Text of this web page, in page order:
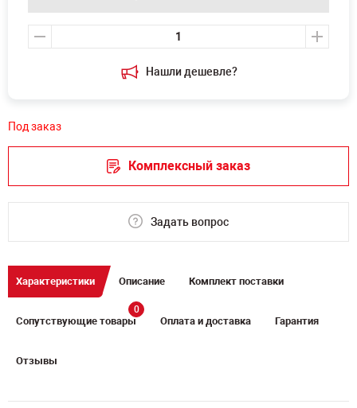
Нашли дешевле?
Под заказ
Комплексный заказ
Задать вопрос
Характеристики Описание Комплект поставки
Сопутствующие товары
0
Оплата и доставка Гарантия
Отзывы